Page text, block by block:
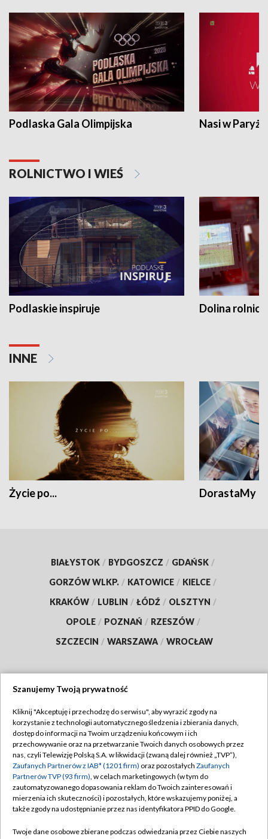
Podlaska Gala Olimpijska Nasi w Paryżu
ROLNICTWO I WIEŚ
Podlaskie inspiruje Dolina
INNE
Życie po... DorastaMy
BIAŁYSTOK / BYDGOSZCZ / GDAŃSK /
GORZÓW WLKP. / KATOWICE / KIELCE /
KRAKÓW / LUBLIN / ŁÓDŹ / OLSZTYN /
OPOLE / POZNAŃ / RZESZÓW /
SZCZECIN / WARSZAWA / WROCŁAW
TVP
Abonament TVP
Emisja w TVP
Centrum informacji TVP
Naziemna Telewizja Cyfrowa
Regulamin TVP
Polityka prywatności
Moje zgody
Pomoc
Szanujemy Twoją prywatność
Kliknij "Akceptuję i przechodzę do serwisu", aby wyrazić zgody na
korzystanie z technologii automatycznego śledzenia i zbierania danych,
dostęp do informacji na Twoim urządzeniu końcowym i ich
przechowywanie oraz na przetwarzanie Twoich danych osobowych przez
nas, czyli Telewizję Polską S.A. w likwidacji (zwaną dalej również „TVP”),
Zaufanych Partnerów z IAB* (1201 firm) oraz pozostałych Zaufanych
Partnerów TVP (93 firm), w celach marketingowych (w tym do
zautomatyzowanego dopasowania reklam do Twoich zainteresowań i
mierzenia ich skuteczności) i pozostałych, które wskazujemy poniżej, a
także zgody na udostępnianie przez nas identyfikatora PPID do Google.
Twoje dane osobowe zbierane podczas odwiedzania przez Ciebie naszych